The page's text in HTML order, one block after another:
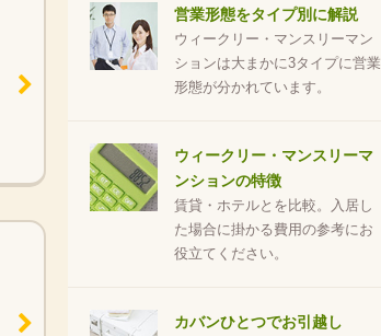
営業形態をタイプ別に解説
ウィークリー・マンスリーマン
ションは大まかに3タイプに営業
形態が分かれています。
ウィークリー・マンスリーマ
ンションの特徴
賃貸・ホテルとを比較。入居し
た場合に掛かる費用の参考にお
役立てください。
カバンひとつでお引越し